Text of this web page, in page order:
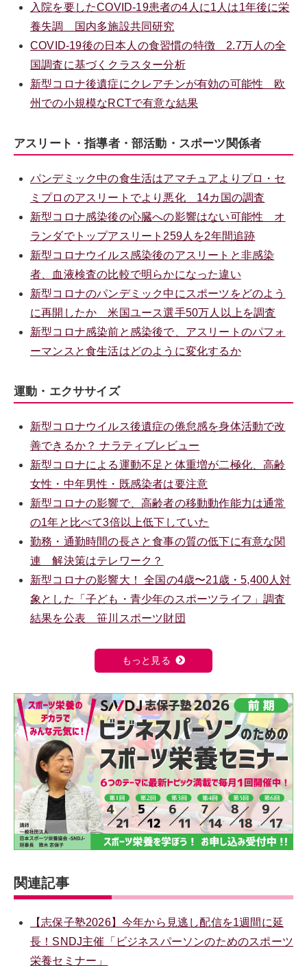
入院を要したCOVID-19患者の4人に1人は1年後に栄
養失調 国内多施設共同研究
COVID-19後の日本人の食習慣の特徴 2.7万人の全
国調査に基づくクラスター分析
新型コロナ後遺症にクレアチンが有効の可能性 欧
州での小規模なRCTで有意な結果
アスリート・指導者・部活動・スポーツ関係者
パンデミック中の食生活はアマチュアよりプロ・セ
ミプロのアスリートでより悪化 14カ国の調査
新型コロナ感染後の心臓への影響はない可能性 オ
ランダでトップアスリート259人を2年間追跡
新型コロナウイルス感染後のアスリートと非感染
者、血液検査の比較で明らかになった違い
新型コロナのパンデミック中にスポーツをどのよう
に再開したか 米国ユース選手50万人以上を調査
新型コロナ感染前と感染後で、アスリートのパフォ
ーマンスと食生活はどのように変化するか
運動・エクササイズ
新型コロナウイルス後遺症の倦怠感を身体活動で改
善できるか？ ナラティブレビュー
新型コロナによる運動不足と体重増が二極化、高齢
女性・中年男性・既感染者は要注意
新型コロナの影響で、高齢者の移動動作能力は通常
の1年と比べて3倍以上低下していた
勤務・通勤時間の長さと食事の質の低下に有意な関
連 解決策はテレワーク？
新型コロナの影響大！ 全国の4歳〜21歳・5,400人対
象とした「子ども・青少年のスポーツライフ」調査
結果を公表 笹川スポーツ財団
もっと見る
関連記事
【志保子塾2026】今年から見逃し配信を1週間に延
長！SNDJ主催「ビジネスパーソンのためのスポーツ
栄養セミナー」